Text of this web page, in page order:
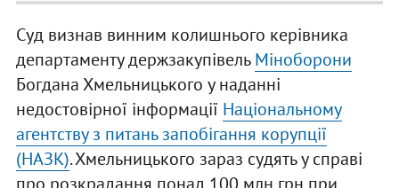
Суд визнав винним колишнього керівника
департаменту держзакупівельМіноборони
Богдана Хмельницького у наданні
недостовірної інформації Національному
агентству з питань запобігання корупції
(НАЗК). Хмельницького зараз судять у справі